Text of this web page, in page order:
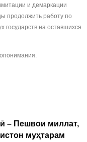
и демаркации
продолжить работу по
государств на оставшихся
– Пешвои миллат,
муҳтарам